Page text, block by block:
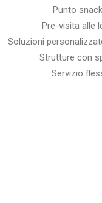
Punto
Pre-visita alle
Soluzioni
Strutture con
Servizio